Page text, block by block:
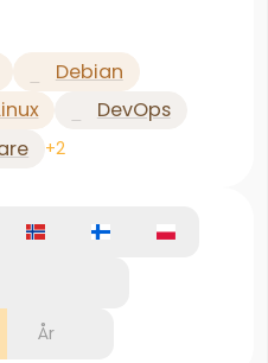
Debian
DevOps
+2
År